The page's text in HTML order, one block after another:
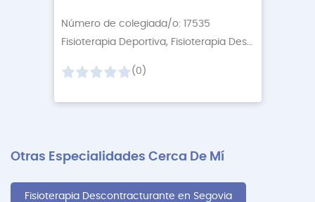
Número de colegiada/o: 17535
Fisioterapia Deportiva, Fisioterapia Descontractur
(0)
Otras Especialidades Cerca De Mí
Fisioterapia Descontracturante en Segovia